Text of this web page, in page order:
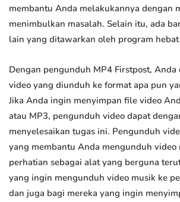
membantu Anda melakukannya dengan
menimbulkan masalah. Selain itu, ada
lain yang ditawarkan oleh program
Dengan pengunduh MP4 Firstpost, Anda
video yang diunduh ke format apa pun
Jika Anda ingin menyimpan file video
atau MP3, pengunduh video dapat
menyelesaikan tugas ini. Pengunduh
yang membantu Anda mengunduh video
perhatian sebagai alat yang berguna
yang ingin mengunduh video musik ke
dan juga bagi mereka yang ingin